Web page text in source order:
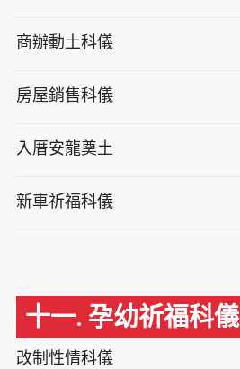
商辦動土科儀
房屋銷售科儀
入厝安龍奠土
新車祈福科儀
十一. 孕幼祈福科儀
改制性情科儀